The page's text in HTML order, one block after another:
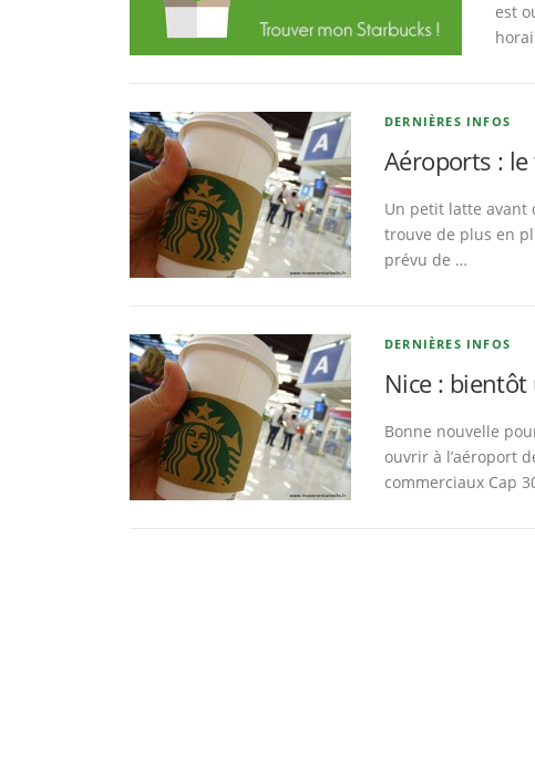
est
DERNIÈRES INFOS
Aéroports :
Un petit latte avant
trouve de plus en
prévu de …
DERNIÈRES INFOS
Nice : bientôt
Bonne nouvelle
ouvrir à l’aéroport
commerciaux Cap